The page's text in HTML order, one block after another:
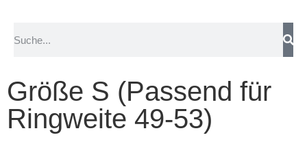
Größe S (Passend für
Ringweite 49-53)